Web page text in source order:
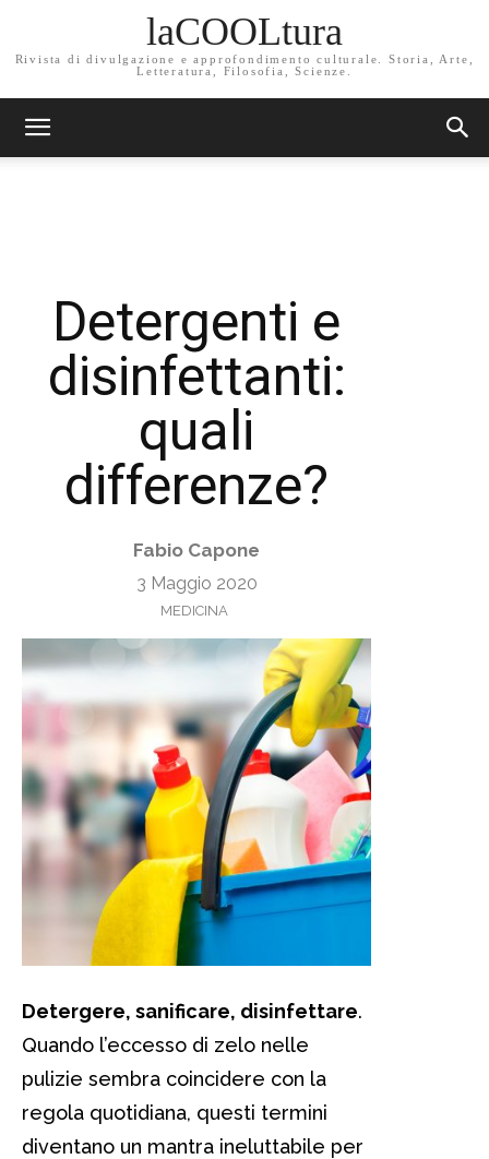
laCOOLtura
Rivista di divulgazione e approfondimento culturale. Storia, Arte,
Letteratura, Filosofia, Scienze.
Detergenti e
disinfettanti:
quali
differenze?
Fabio Capone
3 Maggio 2020
MEDICINA
Detergere, sanificare, disinfettare.
Quando l’eccesso di zelo nelle
pulizie sembra coincidere con la
regola quotidiana, questi termini
diventano un mantra ineluttabile per